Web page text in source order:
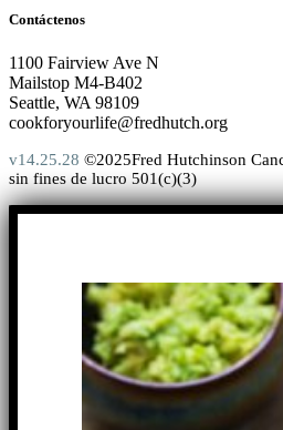
Contáctenos
1100 Fairview Ave N
Mailstop M4-B402
Seattle, WA 98109
cookforyourlife@fredhutch.org
v14.25.28 ©2025Fred Hutchinson
sin fines de lucro 501(c)(3)